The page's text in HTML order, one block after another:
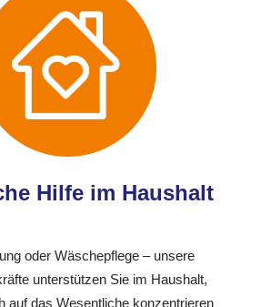
Hilfe im Haushalt
oder Wäschepflege – unsere
unterstützen Sie im Haushalt,
auf das Wesentliche konzentrieren